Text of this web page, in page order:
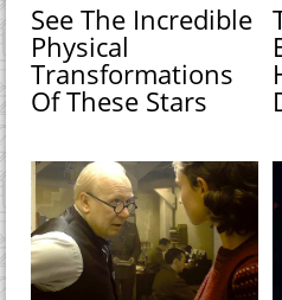
See The Incredible
Physical
Transformations
Of These Stars